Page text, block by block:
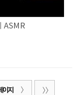
ASMR
이지